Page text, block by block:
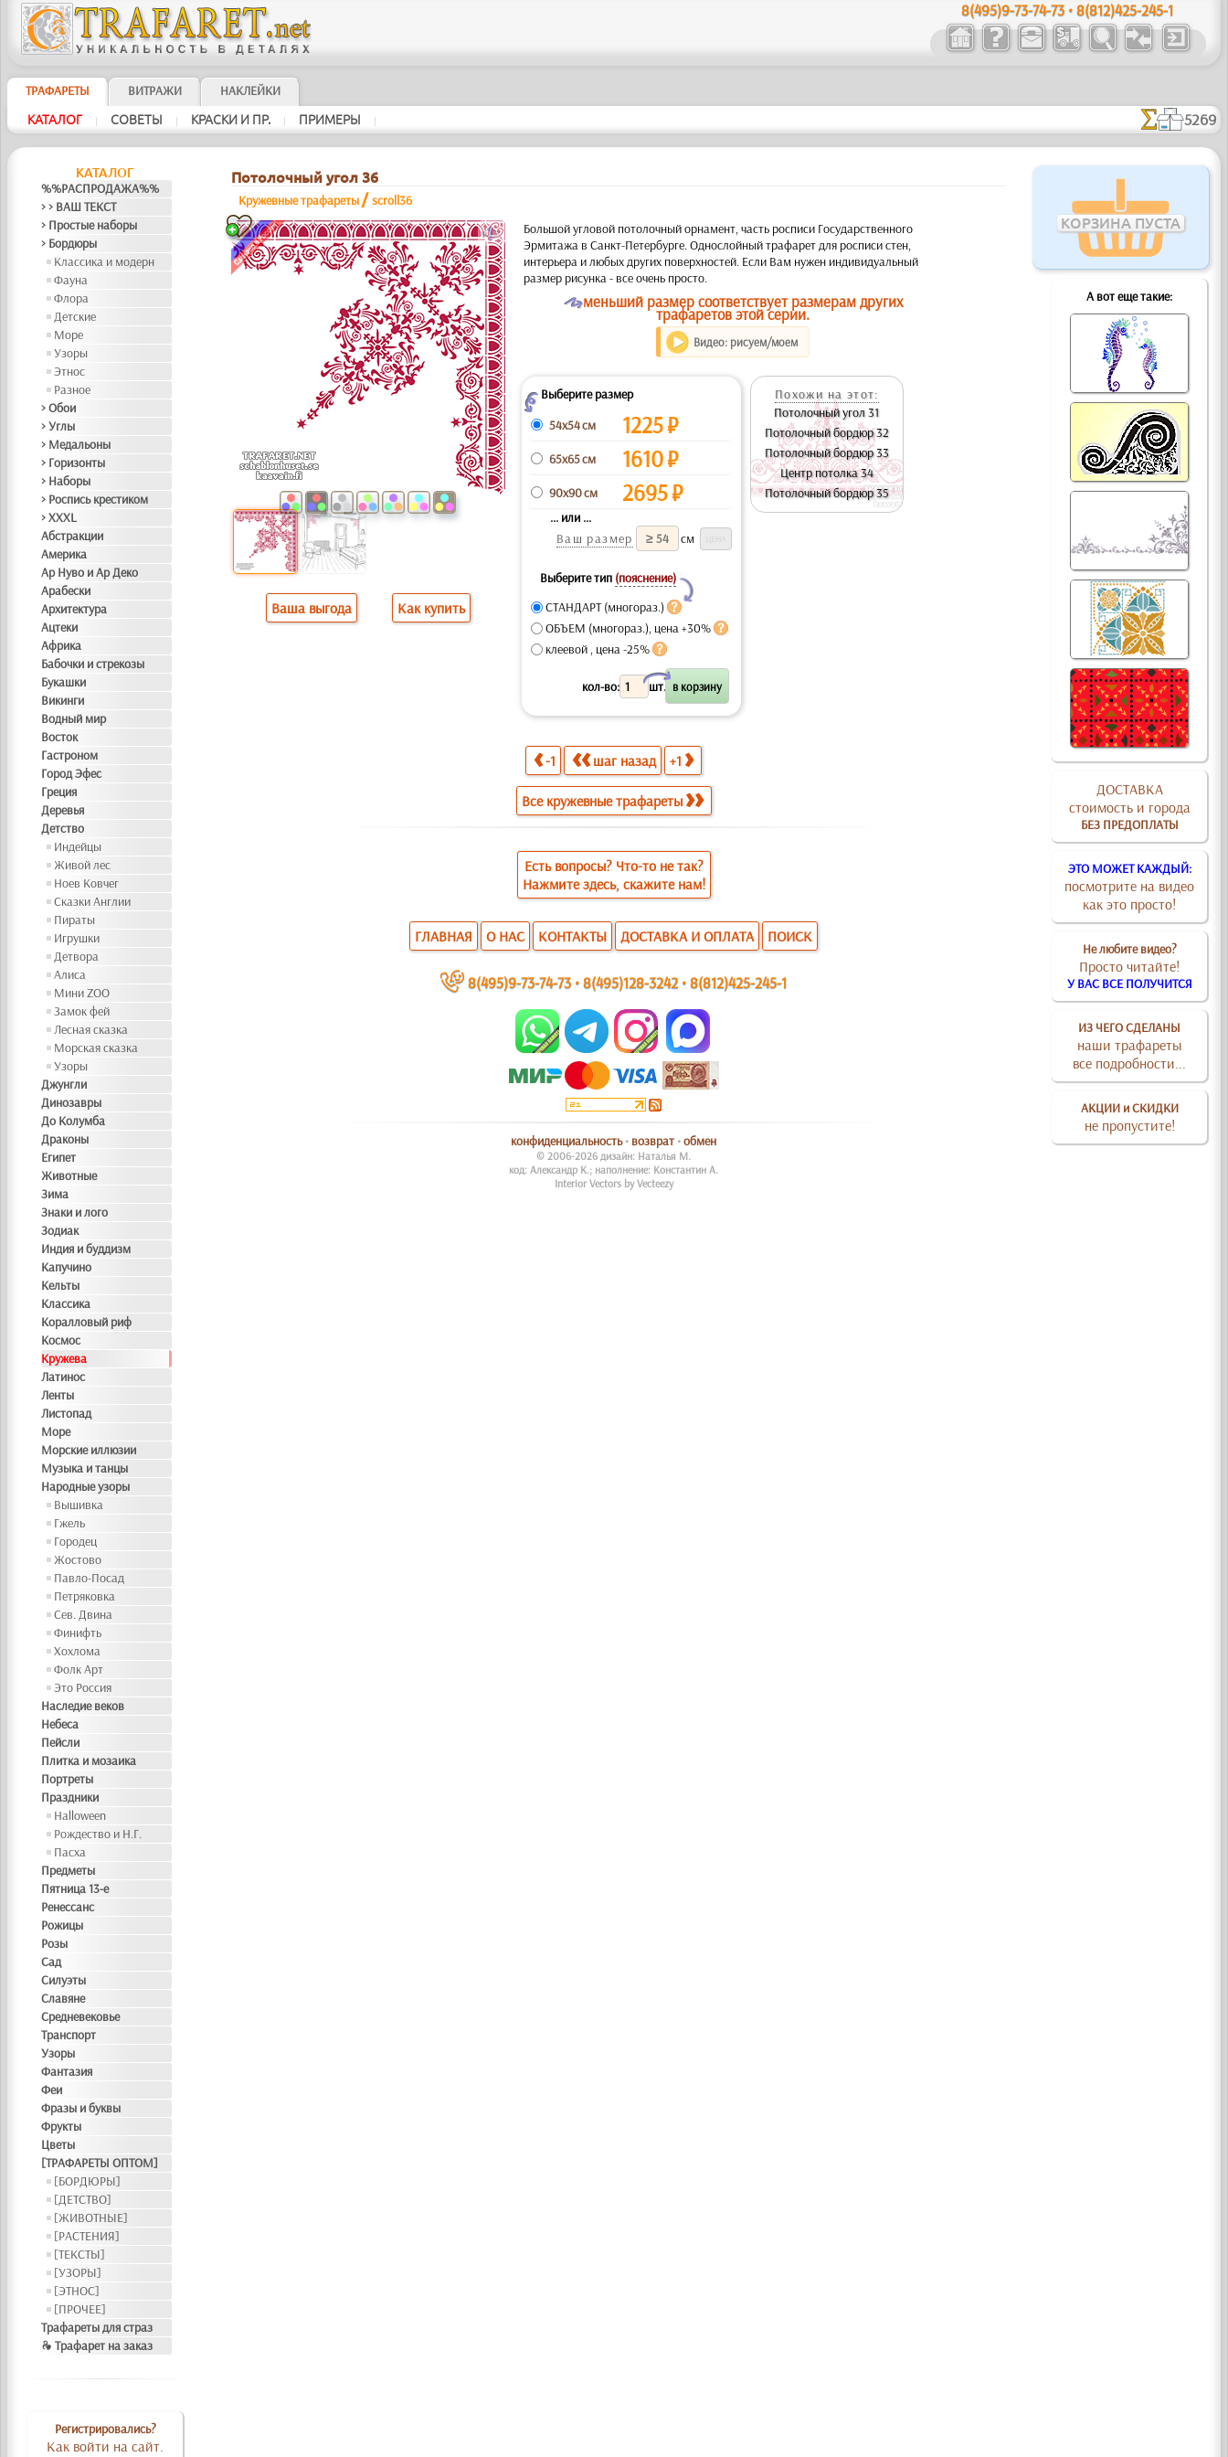
8(495)9-73-74-73 • 8(812)425-245-1
ТРАФАРЕТЫ ВИТРАЖИ НАКЛЕЙКИ
КАТАЛОГ | СОВЕТЫ | КРАСКИ И ПР. | ПРИМЕРЫ | 5269
КАТАЛОГ
%%РАСПРОДАЖА%%
> > ВАШ ТЕКСТ
> Простые наборы
> Бордюры
Классика и модерн
Фауна
Флора
Детские
Море
Узоры
Этнос
Разное
> Обои
> Углы
> Медальоны
> Горизонты
> Наборы
> Роспись крестиком
> XXXL
Абстракции
Америка
Ар Нуво и Ар Деко
Арабески
Архитектура
Ацтеки
Африка
Бабочки и стрекозы
Букашки
Викинги
Водный мир
Восток
Гастроном
Город Эфес
Греция
Деревья
Детство
Индейцы
Живой лес
Ноев Ковчег
Сказки Англии
Пираты
Игрушки
Детвора
Алиса
Мини ZOO
Замок фей
Лесная сказка
Морская сказка
Узоры
Джунгли
Динозавры
До Колумба
Драконы
Египет
Животные
Зима
Знаки и лого
Зодиак
Индия и буддизм
Капучино
Кельты
Классика
Коралловый риф
Космос
Кружева
Латинос
Ленты
Листопад
Море
Морские иллюзии
Музыка и танцы
Народные узоры
Вышивка
Гжель
Городец
Жостово
Павло-Посад
Петряковка
Сев. Двина
Финифть
Хохлома
Фолк Арт
Это Россия
Наследие веков
Небеса
Пейсли
Плитка и мозаика
Портреты
Праздники
Halloween
Рождество и Н.Г.
Пасха
Предметы
Пятница 13-е
Ренессанс
Рожицы
Розы
Сад
Силуэты
Славяне
Средневековье
Транспорт
Узоры
Фантазия
Феи
Фразы и буквы
Фрукты
Цветы
[ТРАФАРЕТЫ ОПТОМ]
[БОРДЮРЫ]
[ДЕТСТВО]
[ЖИВОТНЫЕ]
[РАСТЕНИЯ]
[ТЕКСТЫ]
[УЗОРЫ]
[ЭТНОС]
[ПРОЧЕЕ]
Трафареты для страз
❧ Трафарет на заказ
Регистрировались?
Как войти на сайт.
КОРЗИНА ПУСТА
А вот еще такие:
ДОСТАВКА
стоимость и города
БЕЗ ПРЕДОПЛАТЫ
ЭТО МОЖЕТ КАЖДЫЙ:
посмотрите на видео
как это просто!
Не любите видео?
Просто читайте!
У ВАС ВСЕ ПОЛУЧИТСЯ
ИЗ ЧЕГО СДЕЛАНЫ
наши трафареты
все подробности...
АКЦИИ и СКИДКИ
не пропустите!
Потолочный угол 36
Кружевные трафареты /scroll36
a
Ваша выгода Как купить
Большой угловой потолочный орнамент, часть росписи Государственного
Эрмитажа в Санкт-Петербурге. Однослойный трафарет для росписи стен,
интерьера и любых других поверхностей. Если Вам нужен индивидуальный
размер рисунка - все очень просто.
Oменьший размер соответствует размерам других
трафаретов этой серии.
Видео: рисуем/моем
ZВыберите размер
54x54 см
1225₽
65x65 см 1610₽
90x90 см 2695₽
... или ...
Ваш размер
см
Выберите тип (пояснение)
Y
СТАНДАРТ (многораз.)
ОБЪЕМ (многораз.), цена +30%
клеевой , цена -25%
кол-во: шт.
X
Похожи на этот:
Потолочный угол 31
Потолочный бордюр 32
Потолочный бордюр 33
Центр потолка 34
Потолочный бордюр 35
-1 шаг назад +1
Все кружевные трафареты
Есть вопросы? Что-то не так?
Нажмите здесь, скажите нам!
ГЛАВНАЯ О НАС КОНТАКТЫ ДОСТАВКА И ОПЛАТА ПОИСК
~ 8(495)9-73-74-73 •8(495)128-3242 •8(812)425-245-1
конфиденциальность• возврат •обмен
© 2006-2026 дизайн: Наталья М.
код: Александр К.; наполнение: Константин А.
Interior Vectors by Vecteezy